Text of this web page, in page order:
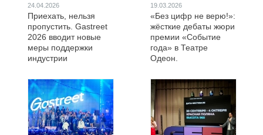
24.04.2026
Приехать, нельзя
пропустить. Gastreet
2026 вводит новые
меры поддержки
индустрии
19.03.2026
«Без цифр не верю!»:
жёсткие дебаты жюри
премии «Событие
года» в Театре
Одеон.